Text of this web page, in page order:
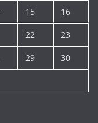
15 16
22 23
29 30